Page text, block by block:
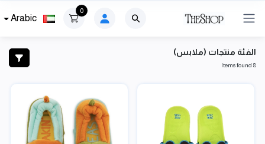
0
الفئة منتجات (ملابس)
8 Items found